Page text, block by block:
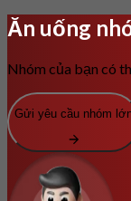
Ăn uống
Nhóm của bạn có
Gửi yêu cầu nhóm